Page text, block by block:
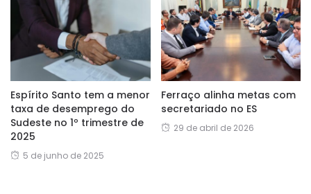
Espírito Santo tem a menor
taxa de desemprego do
Sudeste no 1º trimestre de
2025
5 de junho de 2025
Ferraço alinha metas com
secretariado no ES
29 de abril de 2026